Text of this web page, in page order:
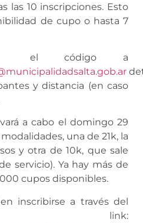
las 10 inscripciones. Esto
de cupo o hasta 7
el código a
y distancia (en caso
a cabo el domingo 29
una de 21k, la
y otra de 10k, que sale
servicio). Ya hay más de
cupos disponibles.
inscribirse a través del
link: